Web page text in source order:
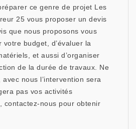
ce genre de projet Les
25 vous proposer un devis
que nous proposons vous
budget, d’évaluer la
et aussi d’organiser
de la durée de travaux. Ne
nous l’intervention sera
pas vos activités
contactez-nous pour obtenir